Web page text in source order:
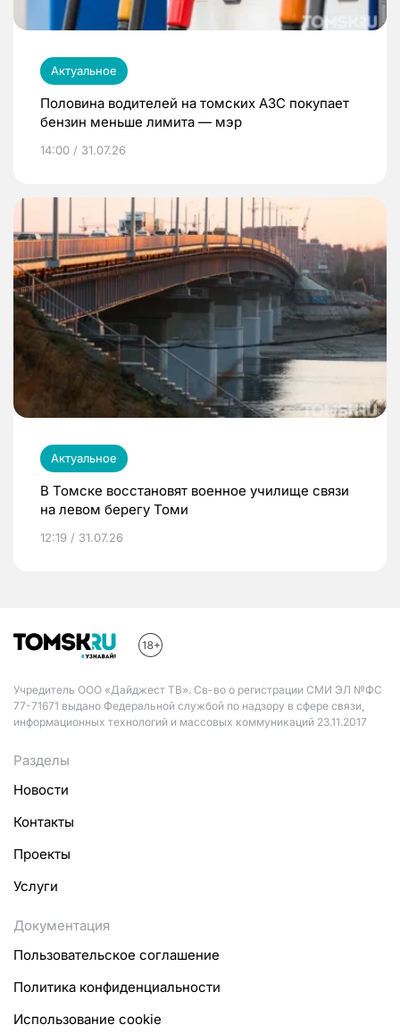
Актуальное
Половина водителей на томских АЗС покупает
бензин меньше лимита — мэр
14:00 / 31.07.26
Актуальное
В Томске восстановят военное училище связи
на левом берегу Томи
12:19 / 31.07.26
Учредитель ООО «Дайджест ТВ». Св-во о регистрации СМИ ЭЛ №ФС
77-71671 выдано Федеральной службой по надзору в сфере связи,
информационных технологий и массовых коммуникаций 23.11.2017
Разделы
Новости
Контакты
Проекты
Услуги
Документация
Пользовательское соглашение
Политика конфиденциальности
Использование cookie